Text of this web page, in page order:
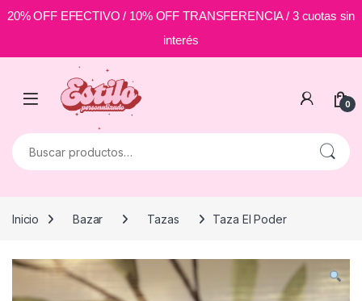
20% OFF EFECTIVO / 10% OFF TRANSFERENCIA / 3 cuotas sin
interés
Skip to navigation
0
Buscar por:
Inicio Bazar Tazas Taza El Poder